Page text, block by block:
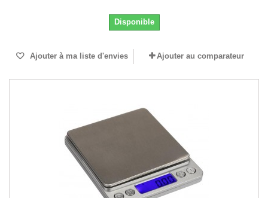
Disponible
Ajouter à ma liste d'envies Ajouter au comparateur